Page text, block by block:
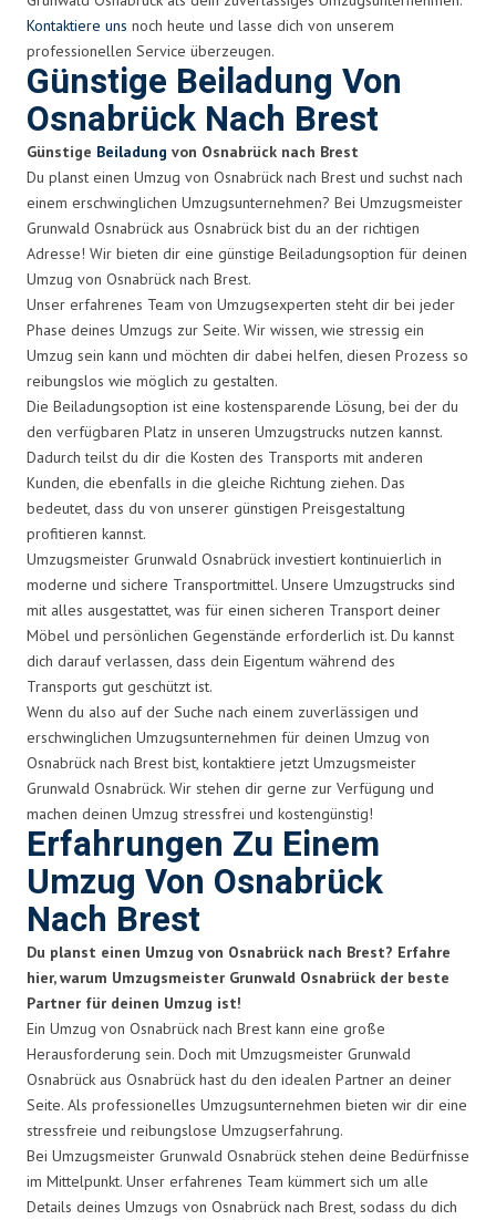
Kontaktiere uns noch heute und lasse dich von unserem
professionellen Service überzeugen.
Günstige Beiladung Von
Osnabrück Nach Brest
Günstige Beiladung von Osnabrück nach Brest
Du planst einen Umzug von Osnabrück nach Brest und suchst nach
einem erschwinglichen Umzugsunternehmen? Bei Umzugsmeister
Grunwald Osnabrück aus Osnabrück bist du an der richtigen
Adresse! Wir bieten dir eine günstige Beiladungsoption für deinen
Umzug von Osnabrück nach Brest.
Unser erfahrenes Team von Umzugsexperten steht dir bei jeder
Phase deines Umzugs zur Seite. Wir wissen, wie stressig ein
Umzug sein kann und möchten dir dabei helfen, diesen Prozess so
reibungslos wie möglich zu gestalten.
Die Beiladungsoption ist eine kostensparende Lösung, bei der du
den verfügbaren Platz in unseren Umzugstrucks nutzen kannst.
Dadurch teilst du dir die Kosten des Transports mit anderen
Kunden, die ebenfalls in die gleiche Richtung ziehen. Das
bedeutet, dass du von unserer günstigen Preisgestaltung
profitieren kannst.
Umzugsmeister Grunwald Osnabrück investiert kontinuierlich in
moderne und sichere Transportmittel. Unsere Umzugstrucks sind
mit alles ausgestattet, was für einen sicheren Transport deiner
Möbel und persönlichen Gegenstände erforderlich ist. Du kannst
dich darauf verlassen, dass dein Eigentum während des
Transports gut geschützt ist.
Wenn du also auf der Suche nach einem zuverlässigen und
erschwinglichen Umzugsunternehmen für deinen Umzug von
Osnabrück nach Brest bist, kontaktiere jetzt Umzugsmeister
Grunwald Osnabrück. Wir stehen dir gerne zur Verfügung und
machen deinen Umzug stressfrei und kostengünstig!
Erfahrungen Zu Einem
Umzug Von Osnabrück
Nach Brest
Du planst einen Umzug von Osnabrück nach Brest? Erfahre
hier, warum Umzugsmeister Grunwald Osnabrück der beste
Partner für deinen Umzug ist!
Ein Umzug von Osnabrück nach Brest kann eine große
Herausforderung sein. Doch mit Umzugsmeister Grunwald
Osnabrück aus Osnabrück hast du den idealen Partner an deiner
Seite. Als professionelles Umzugsunternehmen bieten wir dir eine
stressfreie und reibungslose Umzugserfahrung.
Bei Umzugsmeister Grunwald Osnabrück stehen deine Bedürfnisse
im Mittelpunkt. Unser erfahrenes Team kümmert sich um alle
Details deines Umzugs von Osnabrück nach Brest, sodass du dich